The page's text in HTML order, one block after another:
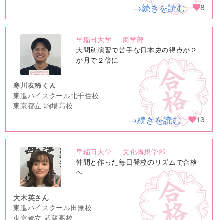
→続きを読む 8
no
image
早稲田大学
商学部
大問別演習で苦手な日本史の得点が２
か月で２倍に
寒川友稀くん
東進ハイスクール北千住校
東京都立 駒場高校
→続きを読む 13
no
image
早稲田大学
文化構想学部
仲間と作った毎日登校のリズムで合格
へ
大木英さん
東進ハイスクール田無校
東京都立 武蔵高校